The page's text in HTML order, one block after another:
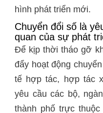
hình phát triển mới.
Chuyển đổi số là
quan của sự phát
Để kịp thời tháo gỡ
đẩy hoạt động
tế hợp tác, hợp tác
yêu cầu các bộ,
thành phố trực